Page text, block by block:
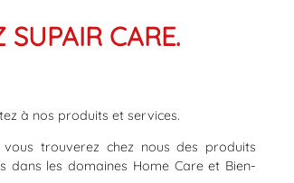
CARE.
à nos produits et services.
trouverez chez nous des produits
dans les domaines Home Care et Bien-